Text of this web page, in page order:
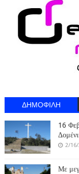
ΔΗΜΟΦΙΛΗ
16
2/16/
Με